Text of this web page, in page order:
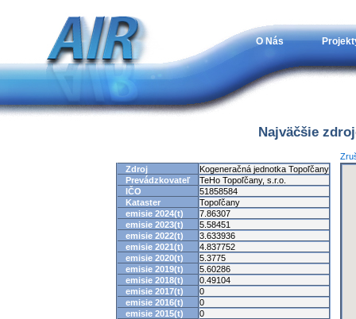
O Nás
Najväčšie
Zdroj
Kogeneračná jednotka Topoľčany
Prevádzkovateľ
TeHo Topoľčany, s.r.o.
IČO
51858584
Kataster
Topoľčany
emisie 2024(t)
7.86307
emisie 2023(t)
5.58451
emisie 2022(t)
3.633936
emisie 2021(t)
4.837752
emisie 2020(t)
5.3775
emisie 2019(t)
5.60286
emisie 2018(t)
0.49104
emisie 2017(t)
0
emisie 2016(t)
0
emisie 2015(t)
0